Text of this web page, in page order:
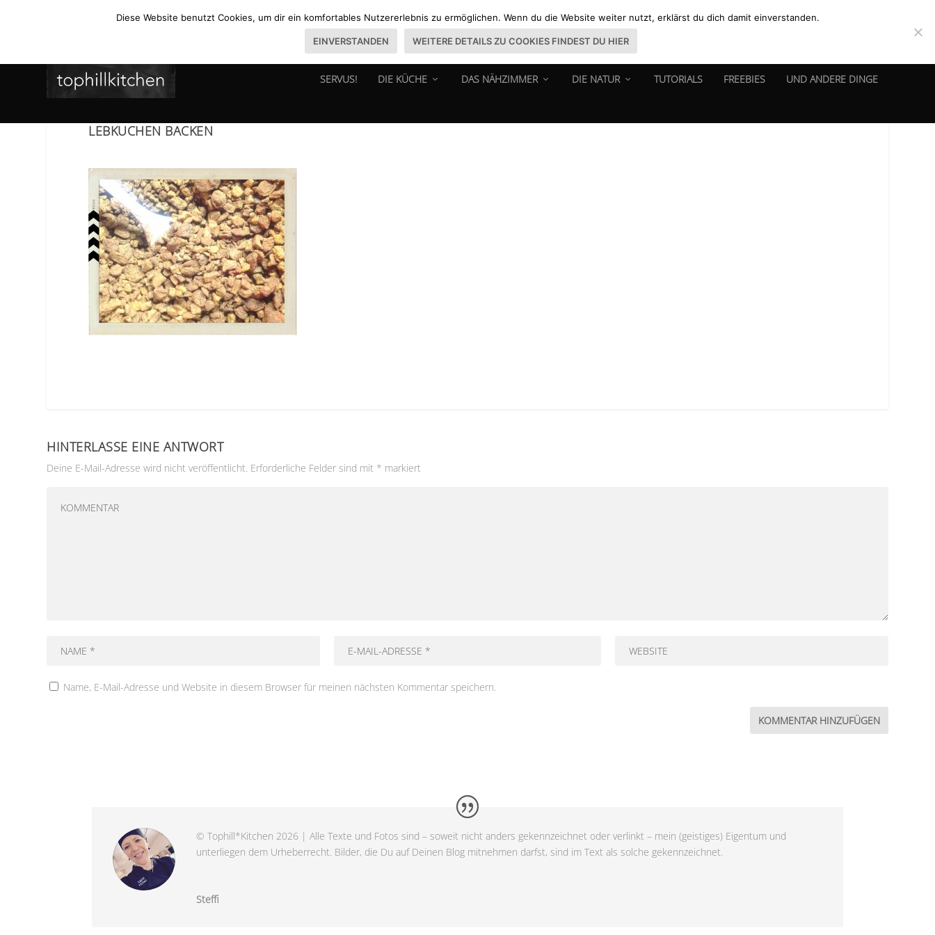
SERVUS! DIE KÜCHE DAS NÄHZIMMER DIE NATUR TUTORIALS FREEBIES UND ANDERE DINGE
LEBKUCHEN BACKEN
HINTERLASSE EINE ANTWORT
Deine E-Mail-Adresse wird nicht veröffentlicht. Erforderliche Felder sind mit * markiert
Name, E-Mail-Adresse und Website in diesem Browser für meinen nächsten Kommentar speichern.
© Tophill*Kitchen 2026 | Alle Texte und Fotos sind – soweit nicht anders gekennzeichnet oder verlinkt – mein (geistiges) Eigentum und
unterliegen dem Urheberrecht. Bilder, die Du auf Deinen Blog mitnehmen darfst, sind im Text als solche gekennzeichnet.
Steffi
Diese Website benutzt Cookies, um dir ein komfortables Nutzererlebnis zu ermöglichen. Wenn du die Website weiter nutzt, erklärst du dich damit einverstanden.
EINVERSTANDEN WEITERE DETAILS ZU COOKIES FINDEST DU HIER